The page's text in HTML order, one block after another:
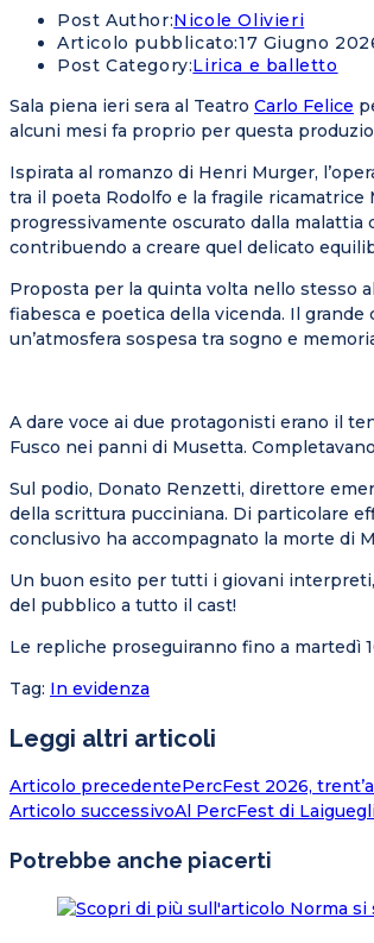
Post Author:Nicole Olivieri
Articolo pubblicato:17 Giugno
Post Category:Lirica e balletto
Sala piena ieri sera al Teatro Carlo Felice
alcuni mesi fa proprio per questa
Ispirata al romanzo di Henri Murger,
tra il poeta Rodolfo e la fragile
progressivamente oscurato dalla malattia
contribuendo a creare quel delicato
Proposta per la quinta volta nello stesso
fiabesca e poetica della vicenda. Il
un’atmosfera sospesa tra sogno e
A dare voce ai due protagonisti erano il
Fusco nei panni di Musetta.
Sul podio, Donato Renzetti, direttore
della scrittura pucciniana. Di particolare
conclusivo ha accompagnato la morte di
Un buon esito per tutti i giovani
del pubblico a tutto il cast!
Le repliche proseguiranno fino a martedì
Tag: In evidenza
Leggi altri articoli
Articolo precedentePercFest 2026,
Articolo successivoAl PercFest di
Potrebbe anche piacerti